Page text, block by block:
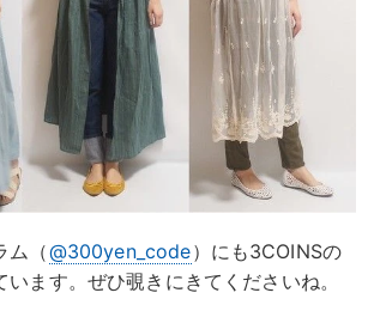
ム（@300yen_code）にも3COINSの
ます。ぜひ覗きにきてくださいね。